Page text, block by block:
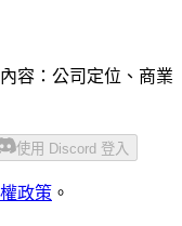
容：公司定位、商業
使用 Discord 登入
政策 。